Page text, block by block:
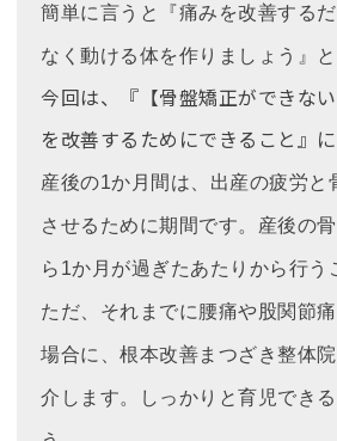
簡単に言うと『痛みを改善する
なく動ける体を作りましょう』と
今回は、『【骨盤矯正ができな
を改善するためにできること』
産後の1か月間は、出産の疲労と
させるために期間です。産後の
ら1か月が過ぎたあたりから行う
ただ、それまでに腰痛や股関節
場合に、根本改善まつざき整体
介します。しっかりと育児でき